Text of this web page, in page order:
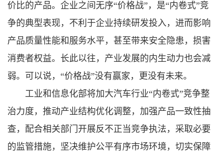
价比的产品。企业之间无序“价格战”，是“内卷式”竞
争的典型表现，不利于企业持续研发投入，进而影响
产品质量性能和服务水平，甚至带来安全隐患，损害
消费者权益。长此以往，产业发展的内生动力也会减
弱。可以说，“价格战”没有赢家，更没有未来。
工业和信息化部将加大汽车行业“内卷式”竞争整
治力度，推动产业结构优化调整，加强产品一致性抽
查，配合相关部门开展反不正当竞争执法，采取必要
的监管措施，坚决维护公平有序市场环境，切实保障